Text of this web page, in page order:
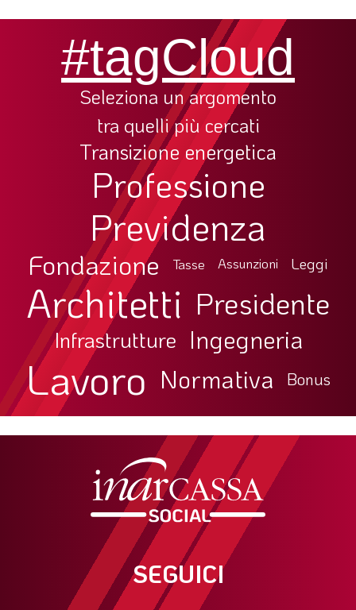
#tagCloud
Seleziona un argomento
tra quelli più cercati
Transizione energetica
Professione
Previdenza
Fondazione Tasse Assunzioni Leggi
Architetti Presidente
Infrastrutture Ingegneria
Lavoro Normativa Bonus
SEGUICI